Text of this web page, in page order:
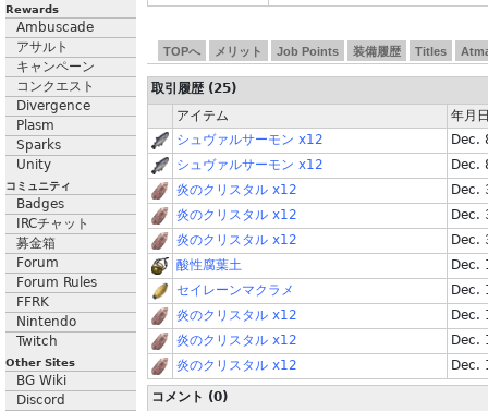
Rewards
Ambuscade
アサルト
キャンペーン
コンクエスト
Divergence
Plasm
Sparks
Unity
コミュニティ
Badges
IRCチャット
募金箱
Forum
Forum Rules
FFRK
Nintendo
Twitch
Other Sites
BG Wiki
Discord
TOPへ メリット Job Points 装備履歴 Titles
取引履歴 (25)
アイテム
年月
シュヴァルサーモン x12
Dec.
シュヴァルサーモン x12
Dec.
炎のクリスタル x12
Dec.
炎のクリスタル x12
Dec.
炎のクリスタル x12
Dec.
酸性腐葉土
Dec.
セイレーンマクラメ
Dec.
炎のクリスタル x12
Dec.
炎のクリスタル x12
Dec.
炎のクリスタル x12
Dec.
コメント (0)